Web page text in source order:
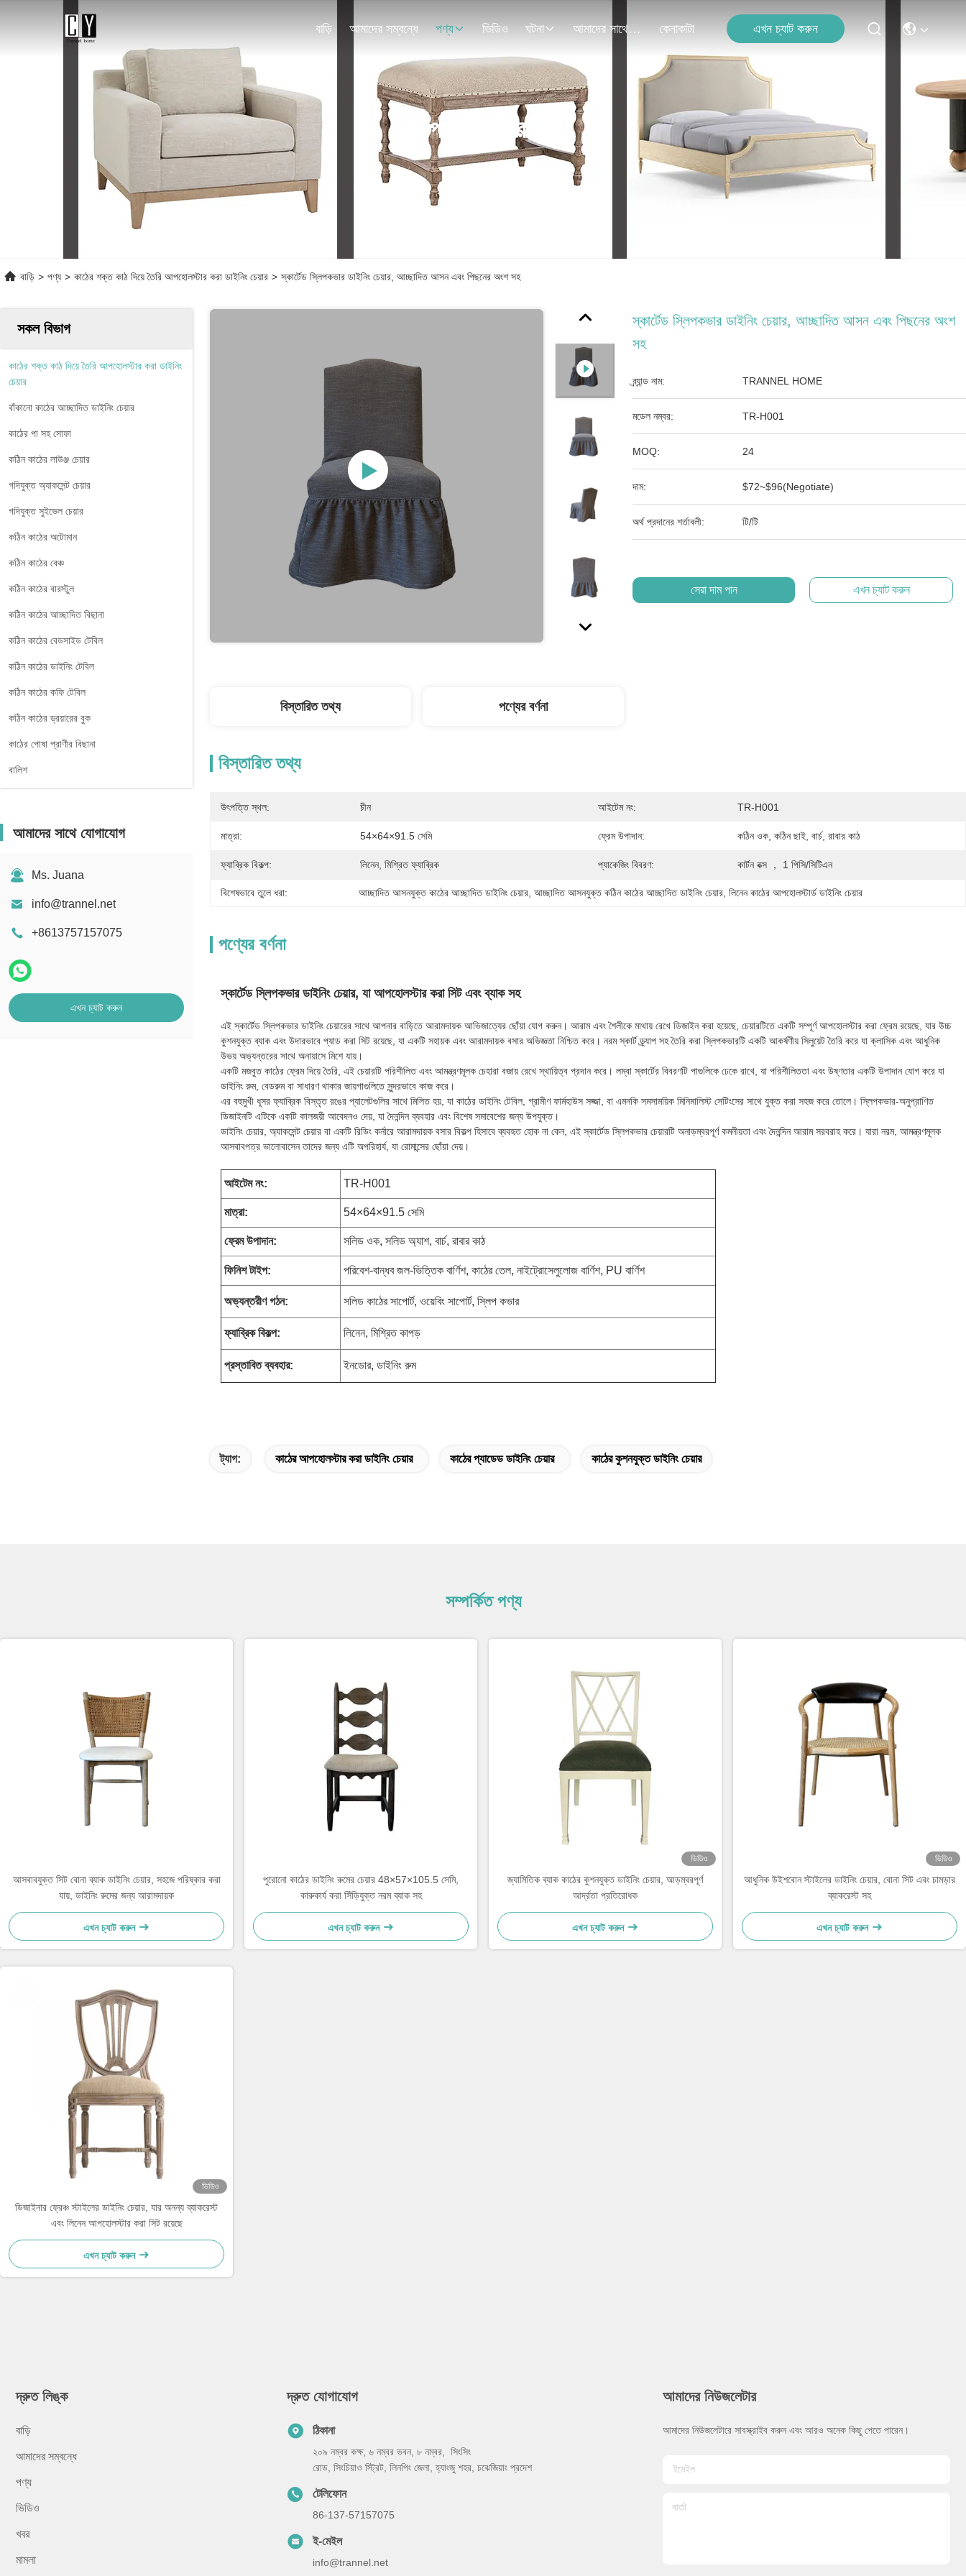
বাড়ি আমাদের সম্বন্ধে পণ্য ভিডিও ঘটনা আমাদের সাথে যোগাযোগ কেনাকাটা এখন চ্যাট করুন
পণ্যের বিবরণ
বাড়ি > পণ্য > কাঠের শক্ত কাঠ দিয়ে তৈরি আপহোলস্টার করা ডাইনিং চেয়ার > স্কার্টেড স্লিপকভার ডাইনিং চেয়ার, আচ্ছাদিত আসন এবং পিছনের অংশ সহ
সকল বিভাগ
কাঠের শক্ত কাঠ দিয়ে তৈরি আপহোলস্টার করা ডাইনিং
চেয়ার
বাঁকানো কাঠের আচ্ছাদিত ডাইনিং চেয়ার
কাঠের পা সহ সোফা
কঠিন কাঠের লাউঞ্জ চেয়ার
গদিযুক্ত অ্যাকসেন্ট চেয়ার
গদিযুক্ত সুইভেল চেয়ার
কঠিন কাঠের অটোমান
কঠিন কাঠের বেঞ্চ
কঠিন কাঠের বারস্টুল
কঠিন কাঠের আচ্ছাদিত বিছানা
কঠিন কাঠের বেডসাইড টেবিল
কঠিন কাঠের ডাইনিং টেবিল
কঠিন কাঠের কফি টেবিল
কঠিন কাঠের ড্রয়ারের বুক
কাঠের পোষা প্রাণীর বিছানা
বালিশ
আমাদের সাথে যোগাযোগ
Ms. Juana
info@trannel.net
+8613757157075
এখন চ্যাট করুন
স্কার্টেড স্লিপকভার ডাইনিং চেয়ার, আচ্ছাদিত আসন এবং পিছনের অংশ
সহ
ব্র্যান্ড নাম: TRANNEL HOME
মডেল নম্বর: TR-H001
MOQ: 24
দাম: $72~$96(Negotiate)
অর্থ প্রদানের শর্তাবলী: টি/টি
সেরা দাম পান এখন চ্যাট করুন
বিস্তারিত তথ্য পণ্যের বর্ণনা
বিস্তারিত তথ্য
উৎপত্তি স্থল: চীন আইটেম নং: TR-H001
মাত্রা: 54×64×91.5 সেমি ফ্রেম উপাদান: কঠিন ওক, কঠিন ছাই, বার্চ, রাবার কাঠ
ফ্যাব্রিক বিকল্প: লিনেন, মিশ্রিত ফ্যাব্রিক প্যাকেজিং বিবরণ: কার্টন বক্স ， 1 পিসি/সিটিএন
বিশেষভাবে তুলে ধরা: আচ্ছাদিত আসনযুক্ত কাঠের আচ্ছাদিত ডাইনিং চেয়ার আচ্ছাদিত আসনযুক্ত কঠিন কাঠের আচ্ছাদিত ডাইনিং চেয়ার লিনেন কাঠের আপহোলস্টার্ড ডাইনিং চেয়ার
পণ্যের বর্ণনা
স্কার্টেড স্লিপকভার ডাইনিং চেয়ার, যা আপহোলস্টার করা সিট এবং ব্যাক সহ
এই স্কার্টেড স্লিপকভার ডাইনিং চেয়ারের সাথে আপনার বাড়িতে আরামদায়ক আভিজাত্যের ছোঁয়া যোগ করুন। আরাম এবং শৈলীকে মাথায় রেখে ডিজাইন করা হয়েছে, চেয়ারটিতে একটি সম্পূর্ণ আপহোলস্টার করা ফ্রেম রয়েছে, যার উচ্চ
কুশনযুক্ত ব্যাক এবং উদারভাবে প্যাড করা সিট রয়েছে, যা একটি সহায়ক এবং আরামদায়ক বসার অভিজ্ঞতা নিশ্চিত করে। নরম স্কার্ট ড্র্যাপ সহ তৈরি করা স্লিপকভারটি একটি আকর্ষণীয় সিলুয়েট তৈরি করে যা ক্লাসিক এবং আধুনিক
উভয় অভ্যন্তরের সাথে অনায়াসে মিশে যায়।
একটি মজবুত কাঠের ফ্রেম দিয়ে তৈরি, এই চেয়ারটি পরিশীলিত এবং আমন্ত্রণমূলক চেহারা বজায় রেখে স্থায়িত্ব প্রদান করে। লম্বা স্কার্টের বিবরণটি পাগুলিকে ঢেকে রাখে, যা পরিশীলিততা এবং উষ্ণতার একটি উপাদান যোগ করে যা
ডাইনিং রুম, বেডরুম বা সাধারণ থাকার জায়গাগুলিতে সুন্দরভাবে কাজ করে।
এর বহুমুখী ধূসর ফ্যাব্রিক বিস্তৃত রঙের প্যালেটগুলির সাথে মিলিত হয়, যা কাঠের ডাইনিং টেবিল, গ্রামীণ ফার্মহাউস সজ্জা, বা এমনকি সমসাময়িক মিনিমালিস্ট সেটিংসের সাথে যুক্ত করা সহজ করে তোলে। স্লিপকভার-অনুপ্রাণিত
ডিজাইনটি এটিকে একটি কালজয়ী আবেদনও দেয়, যা দৈনন্দিন ব্যবহার এবং বিশেষ সমাবেশের জন্য উপযুক্ত।
ডাইনিং চেয়ার, অ্যাকসেন্ট চেয়ার বা একটি রিডিং কর্নারে আরামদায়ক বসার বিকল্প হিসাবে ব্যবহৃত হোক না কেন, এই স্কার্টেড স্লিপকভার চেয়ারটি অনাড়ম্বরপূর্ণ কমনীয়তা এবং দৈনন্দিন আরাম সরবরাহ করে। যারা নরম, আমন্ত্রণমূলক
আসবাবপত্র ভালোবাসেন তাদের জন্য এটি অপরিহার্য, যা রোমান্সের ছোঁয়া দেয়।
আইটেম নং: TR-H001
মাত্রা: 54×64×91.5 সেমি
ফ্রেম উপাদান: সলিড ওক, সলিড অ্যাশ, বার্চ, রাবার কাঠ
ফিনিশ টাইপ: পরিবেশ-বান্ধব জল-ভিত্তিক বার্ণিশ, কাঠের তেল, নাইট্রোসেলুলোজ বার্ণিশ, PU বার্ণিশ
অভ্যন্তরীণ গঠন: সলিড কাঠের সাপোর্ট, ওয়েবিং সাপোর্ট, স্লিপ কভার
ফ্যাব্রিক বিকল্প: লিনেন, মিশ্রিত কাপড়
প্রস্তাবিত ব্যবহার: ইনডোর, ডাইনিং রুম
ট্যাগ: কাঠের আপহোলস্টার করা ডাইনিং চেয়ার কাঠের প্যাডেড ডাইনিং চেয়ার কাঠের কুশনযুক্ত ডাইনিং চেয়ার
সম্পর্কিত পণ্য
আসবাবযুক্ত সিট বোনা ব্যাক ডাইনিং চেয়ার, সহজে পরিষ্কার করা
যায়, ডাইনিং রুমের জন্য আরামদায়ক
এখন চ্যাট করুন
পুরোনো কাঠের ডাইনিং রুমের চেয়ার 48×57×105.5 সেমি,
কারুকার্য করা সিঁড়িযুক্ত নরম ব্যাক সহ
এখন চ্যাট করুন
ভিডিও
জ্যামিতিক ব্যাক কাঠের কুশনযুক্ত ডাইনিং চেয়ার, আড়ম্বরপূর্ণ
আর্দ্রতা প্রতিরোধক
এখন চ্যাট করুন
ভিডিও
আধুনিক উইশবোন স্টাইলের ডাইনিং চেয়ার, বোনা সিট এবং চামড়ার
ব্যাকরেস্ট সহ
এখন চ্যাট করুন
ভিডিও
ডিজাইনার ফ্রেঞ্চ স্টাইলের ডাইনিং চেয়ার, যার অনন্য ব্যাকরেস্ট
এবং লিনেন আপহোলস্টার করা সিট রয়েছে
এখন চ্যাট করুন
দ্রুত লিঙ্ক
বাড়ি
আমাদের সম্বন্ধে
পণ্য
ভিডিও
খবর
মামলা
দ্রুত যোগাযোগ
ঠিকানা
২০৯ নম্বর কক্ষ, ৬ নম্বর ভবন, ৮ নম্বর, সিংসিং
রোড, সিংচিয়াও স্ট্রিট, লিনপিং জেলা, হ্যাংজু শহর, চঝেজিয়াং প্রদেশ
টেলিফোন
86-137-57157075
ই-মেইল
info@trannel.net
আমাদের নিউজলেটার
আমাদের নিউজলেটারে সাবস্ক্রাইব করুন এবং আরও অনেক কিছু পেতে পারেন।